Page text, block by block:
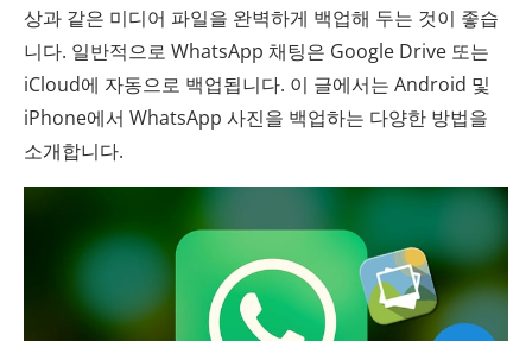
상과 같은 미디어 파일을 완벽하게 백업해 두는 것이 좋습
니다. 일반적으로 WhatsApp 채팅은 Google Drive 또는
iCloud에 자동으로 백업됩니다. 이 글에서는 Android 및
iPhone에서 WhatsApp 사진을 백업하는 다양한 방법을
소개합니다.